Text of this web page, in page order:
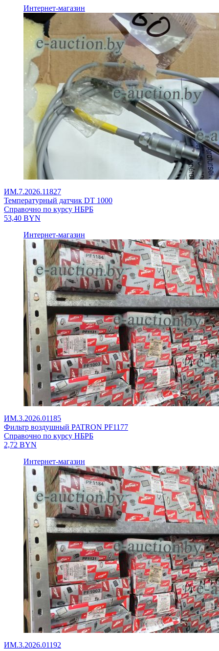
Интернет-магазин
ИМ.7.2026.11827
Температурный датчик DT 1000
Справочно по курсу НБРБ
53,40 BYN
Интернет-магазин
ИМ.3.2026.01185
Фильтр воздушный PATRON PF1177
Справочно по курсу НБРБ
2,72 BYN
Интернет-магазин
ИМ.3.2026.01192